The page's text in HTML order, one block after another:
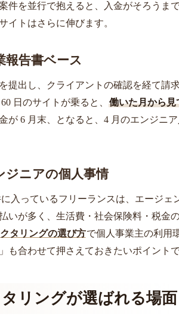
件を並行で抱えると、入金がそろうま
イトはさらに伸びます。
報告書ベース
提出し、クライアントの確認を経て請
日のサイトが乗ると、 働いた月から見
が 6 月末、となると、4 月のエンジニ
ジニアの個人事情
入っているフリーランスは、エージェ
いが多く、生活費・社会保険料・税金
タリングの選び方で個人事業主の利用
も合わせて押さえておきたいポイントで
リングが選ばれる場面